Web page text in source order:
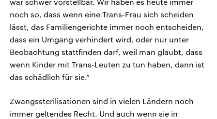
war schwer vorstellbar. Wir haben es heute immer
noch so, dass wenn eine Trans-Frau sich scheiden
lässt, das Familiengerichte immer noch entscheiden,
dass ein Umgang verhindert wird, oder nur unter
Beobachtung stattfinden darf, weil man glaubt, dass
wenn Kinder mit Trans-Leuten zu tun haben, dann ist
das schädlich für sie.“
Zwangssterilisationen sind in vielen Ländern noch
immer geltendes Recht. Und auch wenn sie in